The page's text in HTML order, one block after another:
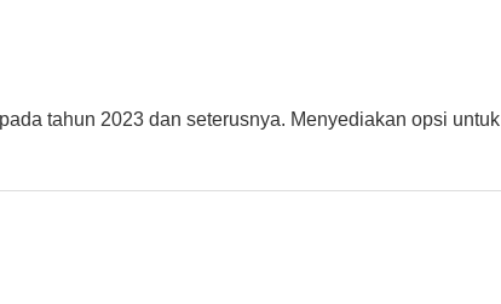
tahun 2023 dan seterusnya. Menyediakan opsi untuk